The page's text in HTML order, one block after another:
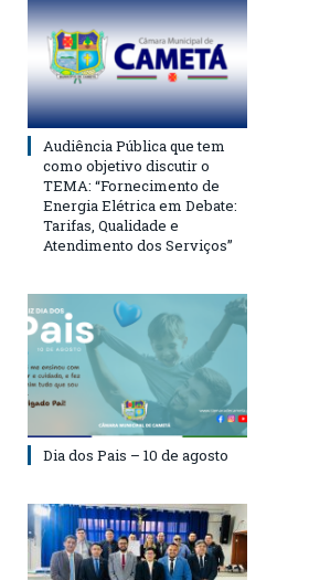
Audiência Pública que tem
como objetivo discutir o
TEMA: “Fornecimento de
Energia Elétrica em Debate:
Tarifas, Qualidade e
Atendimento dos Serviços”
Dia dos Pais – 10 de agosto